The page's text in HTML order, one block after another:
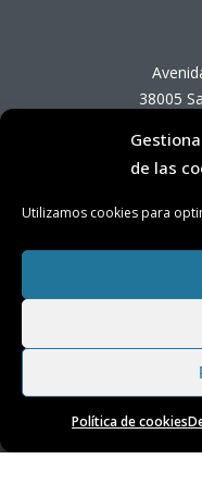
de las
Utilizamos cookies para
Política de cookies
38005
Lunes a
Transparencia|